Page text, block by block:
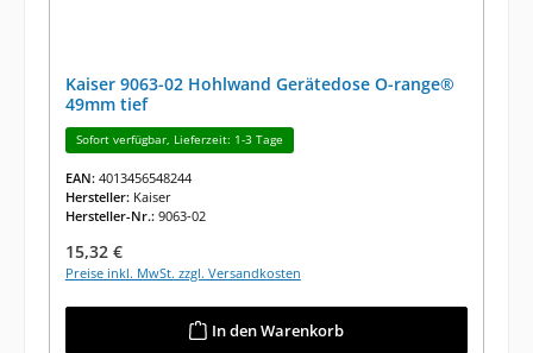
Kaiser 9063-02 Hohlwand Gerätedose O-range®
49mm tief
Sofort verfügbar, Lieferzeit: 1-3 Tage
EAN: 4013456548244
Hersteller: Kaiser
Hersteller-Nr.: 9063-02
Regulärer Preis:
15,32 €
Preise inkl. MwSt. zzgl. Versandkosten
In den Warenkorb